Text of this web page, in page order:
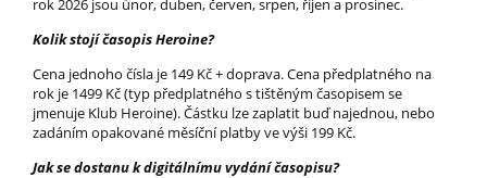
rok 2026 jsou únor, duben, červen, srpen, říjen a prosinec.
Kolik stojí časopis Heroine?
Cena jednoho čísla je 149 Kč + doprava. Cena předplatného na
rok je 1499 Kč (typ předplatného s tištěným časopisem se
jmenuje Klub Heroine). Částku lze zaplatit buď najednou, nebo
zadáním opakované měsíční platby ve výši 199 Kč.
Jak se dostanu k digitálnímu vydání časopisu?